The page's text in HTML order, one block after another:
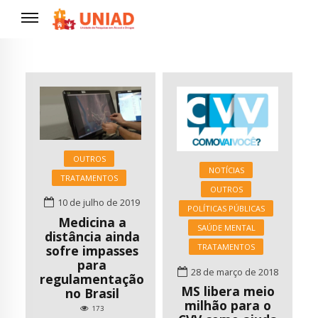
OUTROS
TRATAMENTOS
10 de julho de 2019
Medicina a
distância ainda
sofre impasses
para
regulamentação
no Brasil
173
NOTÍCIAS
OUTROS
POLÍTICAS PÚBLICAS
SAÚDE MENTAL
TRATAMENTOS
28 de março de 2018
MS libera meio
milhão para o